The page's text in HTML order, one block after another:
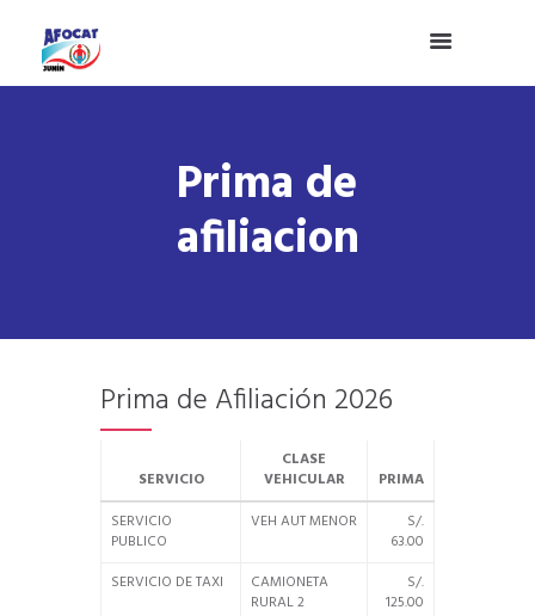
Prima de
afiliacion
Prima de Afiliación 2026
SERVICIO
CLASE
VEHICULAR
PRIMA
SERVICIO
PUBLICO
VEH AUT MENOR
S/.
63.00
SERVICIO DE TAXI
CAMIONETA
RURAL 2
S/.
125.00